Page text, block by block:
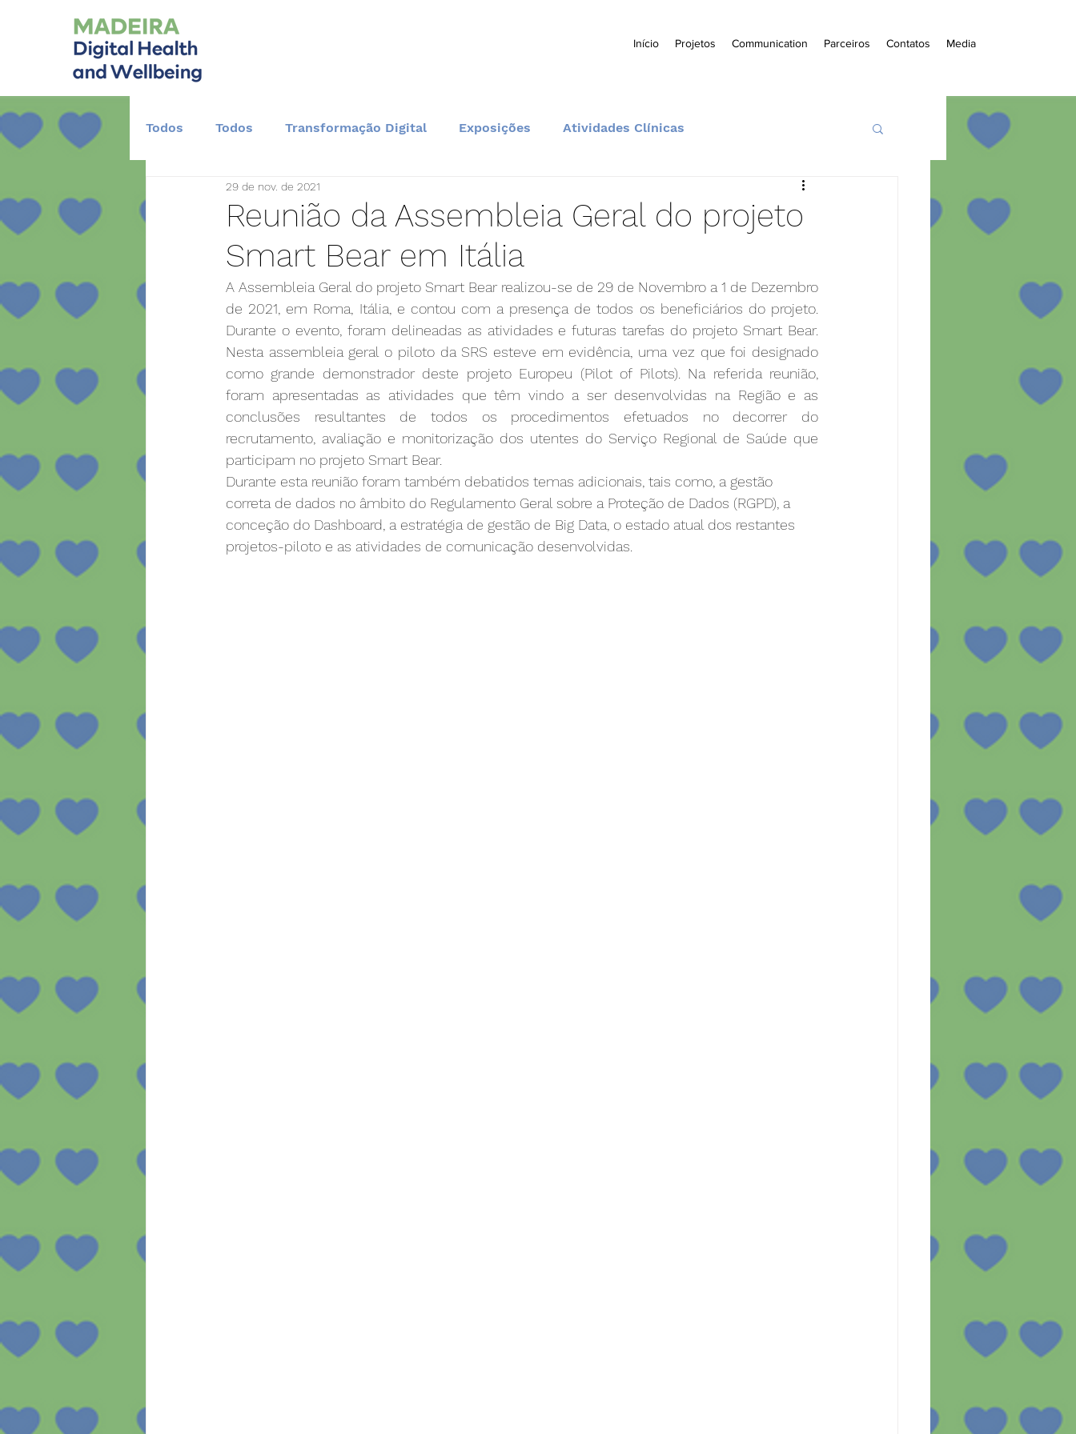
Início Projetos Communication Parceiros Contatos Media
Todos Todos Transformação Digital Exposições Atividades Clínicas
Desenvolvimento Científico
Reunião da Assembleia Geral do projeto
Smart Bear em Itália
29 de nov. de 2021
A Assembleia Geral do projeto Smart Bear realizou-se de 29 de Novembro a 1 de Dezembro
de 2021, em Roma, Itália, e contou com a presença de todos os beneficiários do projeto.
Durante o evento, foram delineadas as atividades e futuras tarefas do projeto Smart Bear.
Nesta assembleia geral o piloto da SRS esteve em evidência, uma vez que foi designado
como grande demonstrador deste projeto Europeu (Pilot of Pilots). Na referida reunião,
foram apresentadas as atividades que têm vindo a ser desenvolvidas na Região e as
conclusões resultantes de todos os procedimentos efetuados no decorrer do
recrutamento, avaliação e monitorização dos utentes do Serviço Regional de Saúde que
participam no projeto Smart Bear.
Durante esta reunião foram também debatidos temas adicionais, tais como, a gestão
correta de dados no âmbito do Regulamento Geral sobre a Proteção de Dados (RGPD), a
conceção do Dashboard, a estratégia de gestão de Big Data, o estado atual dos restantes
projetos-piloto e as atividades de comunicação desenvolvidas.